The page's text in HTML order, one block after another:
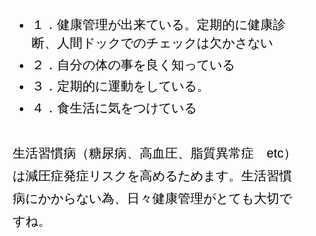
１．健康管理が出来ている。定期的に健康診
断、人間ドックでのチェックは欠かさない
２．自分の体の事を良く知っている
３．定期的に運動をしている。
４．食生活に気をつけている
生活習慣病（糖尿病、高血圧、脂質異常症 etc）
は減圧症発症リスクを高めるためます。生活習慣
病にかからない為、日々健康管理がとても大切で
すね。